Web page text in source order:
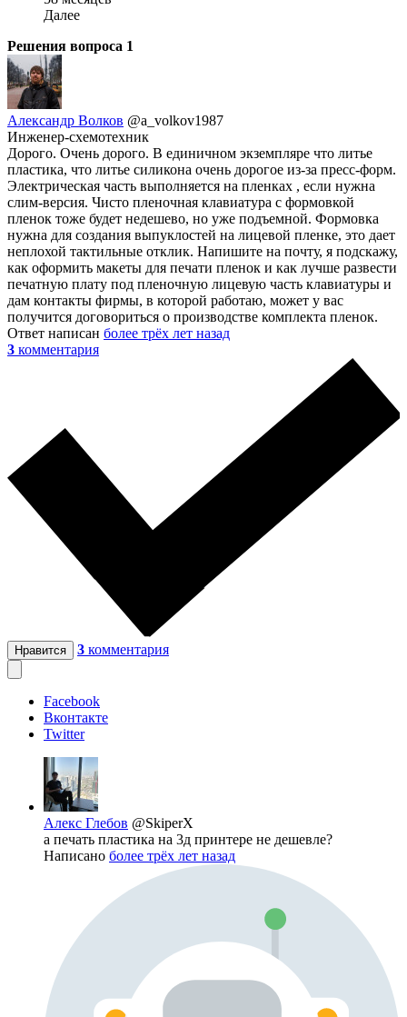
Далее
Решения вопроса 1
Александр Волков @a_volkov1987
Инженер-схемотехник
Дорого. Очень дорого. В единичном экземпляре что литье
пластика, что литье силикона очень дорогое из-за пресс-форм.
Электрическая часть выполняется на пленках , если нужна
слим-версия. Чисто пленочная клавиатура с формовкой
пленок тоже будет недешево, но уже подъемной. Формовка
нужна для создания выпуклостей на лицевой пленке, это дает
неплохой тактильные отклик. Напишите на почту, я подскажу,
как оформить макеты для печати пленок и как лучше развести
печатную плату под пленочную лицевую часть клавиатуры и
дам контакты фирмы, в которой работаю, может у вас
получится договориться о производстве комплекта пленок.
Ответ написан более трёх лет назад
3 комментария
Нравится 3 комментария
Facebook
Вконтакте
Twitter
Алекс Глебов @SkiperX
а печать пластика на 3д принтере не дешевле?
Написано более трёх лет назад